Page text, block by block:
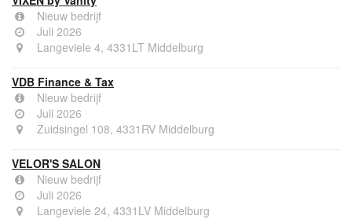
VIXEN by Vanity
Nieuw bedrijf
Juli 2026
VDB Finance & Tax
Nieuw bedrijf
Juli 2026
VELOR'S SALON
Nieuw bedrijf
Juli 2026